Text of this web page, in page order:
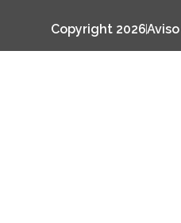
Copyright 2026